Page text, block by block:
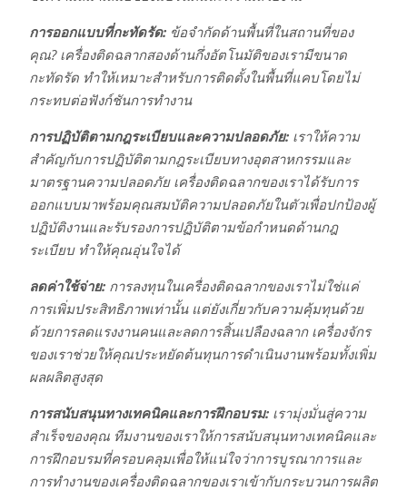
การออกแบบที่กะทัดรัด:ข้อจำกัดด้านพื้นที่ในสถานที่ของ
คุณ? เครื่องติดฉลากสองด้านกึ่งอัตโนมัติของเรามีขนาด
กะทัดรัด ทำให้เหมาะสำหรับการติดตั้งในพื้นที่แคบโดยไม่
กระทบต่อฟังก์ชันการทำงาน
การปฏิบัติตามกฎระเบียบและความปลอดภัย:เราให้ความ
สำคัญกับการปฏิบัติตามกฎระเบียบทางอุตสาหกรรมและ
มาตรฐานความปลอดภัย เครื่องติดฉลากของเราได้รับการ
ออกแบบมาพร้อมคุณสมบัติความปลอดภัยในตัวเพื่อปกป้องผู้
ปฏิบัติงานและรับรองการปฏิบัติตามข้อกำหนดด้านกฎ
ระเบียบ ทำให้คุณอุ่นใจได้
ลดค่าใช้จ่าย:การลงทุนในเครื่องติดฉลากของเราไม่ใช่แค่
การเพิ่มประสิทธิภาพเท่านั้น แต่ยังเกี่ยวกับความคุ้มทุนด้วย
ด้วยการลดแรงงานคนและลดการสิ้นเปลืองฉลาก เครื่องจักร
ของเราช่วยให้คุณประหยัดต้นทุนการดำเนินงานพร้อมทั้งเพิ่ม
ผลผลิตสูงสุด
การสนับสนุนทางเทคนิคและการฝึกอบรม:เรามุ่งมั่นสู่ความ
สำเร็จของคุณ ทีมงานของเราให้การสนับสนุนทางเทคนิคและ
การฝึกอบรมที่ครอบคลุมเพื่อให้แน่ใจว่าการบูรณาการและ
การทำงานของเครื่องติดฉลากของเราเข้ากับกระบวนการผลิต